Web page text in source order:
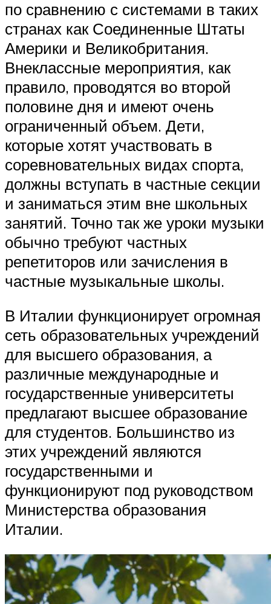
по сравнению с системами в таких
странах как Соединенные Штаты
Америки и Великобритания.
Внеклассные мероприятия, как
правило, проводятся во второй
половине дня и имеют очень
ограниченный объем. Дети,
которые хотят участвовать в
соревновательных видах спорта,
должны вступать в частные секции
и заниматься этим вне школьных
занятий. Точно так же уроки музыки
обычно требуют частных
репетиторов или зачисления в
частные музыкальные школы.
В Италии функционирует огромная
сеть образовательных учреждений
для высшего образования, а
различные международные и
государственные университеты
предлагают высшее образование
для студентов. Большинство из
этих учреждений являются
государственными и
функционируют под руководством
Министерства образования
Италии.